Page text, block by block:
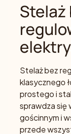
Stelaż
Stelaż bez
klasycznego
prostego i
sprawdza się
gościnnym i
przede